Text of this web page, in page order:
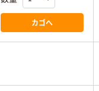
カゴへ